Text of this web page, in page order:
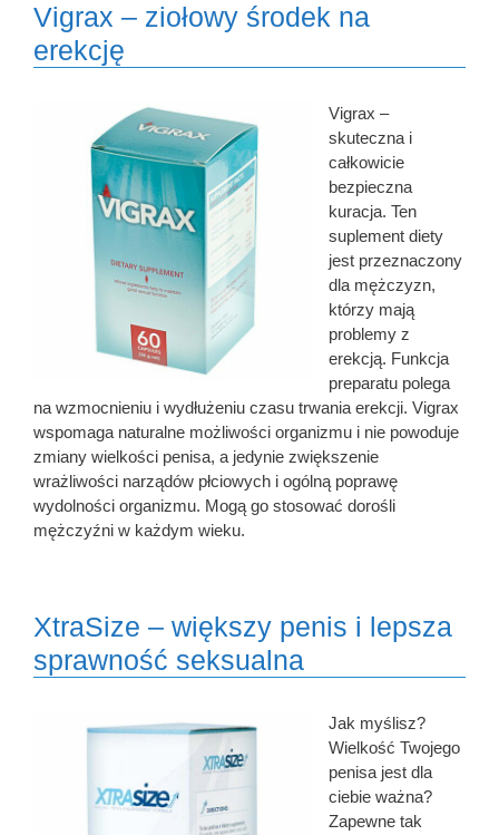
Vigrax – ziołowy środek na
erekcję
Vigrax –
skuteczna i
całkowicie
bezpieczna
kuracja. Ten
suplement diety
jest przeznaczony
dla mężczyzn,
którzy mają
problemy z
erekcją. Funkcja
preparatu polega
na wzmocnieniu i wydłużeniu czasu trwania erekcji. Vigrax
wspomaga naturalne możliwości organizmu i nie powoduje
zmiany wielkości penisa, a jedynie zwiększenie
wrażliwości narządów płciowych i ogólną poprawę
wydolności organizmu. Mogą go stosować dorośli
mężczyźni w każdym wieku.
XtraSize – większy penis i lepsza
sprawność seksualna
Jak myślisz?
Wielkość Twojego
penisa jest dla
ciebie ważna?
Zapewne tak